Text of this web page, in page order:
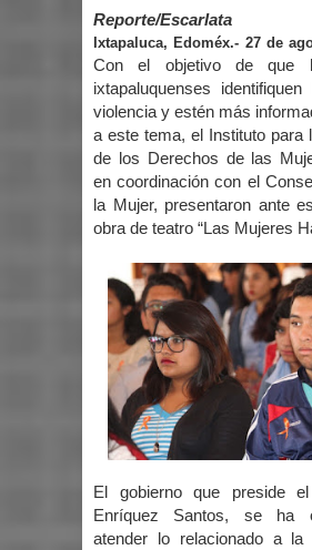
Reporte/Escarlata
Ixtapaluca, Edoméx.- 27 de
Con el objetivo de que
ixtapaluquenses
violencia y estén más
a este tema, el Instituto para
de los Derechos de las
en coordinación con el
la Mujer, presentaron ante
obra de teatro “Las Mujeres
El gobierno que preside
Enríquez Santos, se ha
atender lo relacionado a la